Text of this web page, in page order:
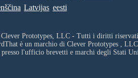
Latvijas eesti
Prototypes, LLC - Tutti i diritti
è un marchio di Clever Prototypes , LLC
presso l'ufficio brevetti e marchi degli Stati